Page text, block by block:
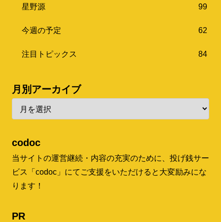
星野源 99
今週の予定 62
注目トピックス 84
月別アーカイブ
codoc
当サイトの運営継続・内容の充実のために、投げ銭サー
ビス「codoc」にてご支援をいただけると大変励みにな
ります！
PR